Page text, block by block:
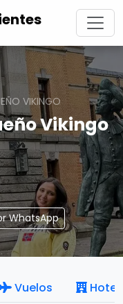
VIKINGO
Vikingo
WhatsApp
Vuelos